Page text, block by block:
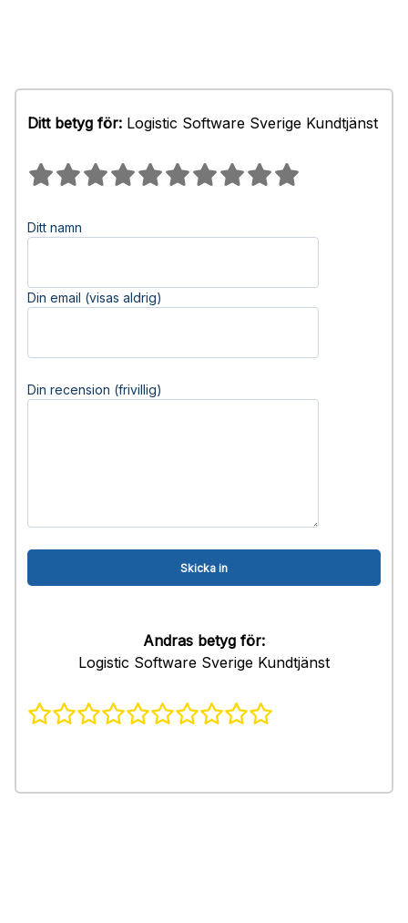
Ditt betyg för: Logistic Software Sverige Kundtjänst
Ditt namn
Din email (visas aldrig)
Din recension (frivillig)
Andras betyg för:
Logistic Software Sverige Kundtjänst